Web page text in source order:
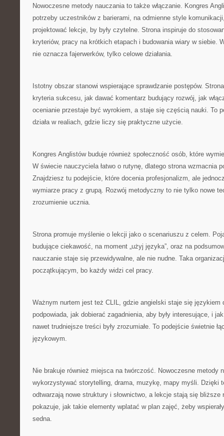
Nowoczesne metody nauczania to także włączanie. Kongres
potrzeby uczestników z barierami, na odmienne style
projektować lekcje, by były czytelne. Strona inspiruje do
kryteriów, pracy na krótkich etapach i budowania wiary w siebie.
nie oznacza fajerwerków, tylko celowe działania.
Istotny obszar stanowi wspierające sprawdzanie postępów.
kryteria sukcesu, jak dawać komentarz budujący rozwój, jak
ocenianie przestaje być wyrokiem, a staje się częścią nauki. To
działa w realiach, gdzie liczy się praktyczne użycie.
Kongres Anglistów buduje również społeczność osób, które
W świecie nauczyciela łatwo o rutynę, dlatego strona wzmacnia
Znajdziesz tu podejście, które docenia profesjonalizm, ale
wymiarze pracy z grupą. Rozwój metodyczny to nie tylko nowe
zrozumienie ucznia.
Strona promuje myślenie o lekcji jako o scenariuszu z celem.
budujące ciekawość, na moment „użyj języka”, oraz na
nauczanie staje się przewidywalne, ale nie nudne. Taka
początkującym, bo każdy widzi cel pracy.
Ważnym nurtem jest też CLIL, gdzie angielski staje się językiem
podpowiada, jak dobierać zagadnienia, aby były interesujące, i
nawet trudniejsze treści były zrozumiałe. To podejście świetnie
językowym.
Nie brakuje również miejsca na twórczość. Nowoczesne metody
wykorzystywać storytelling, drama, muzykę, mapy myśli. Dzięki
odtwarzają nowe struktury i słownictwo, a lekcje stają się bliższe
pokazuje, jak takie elementy wplatać w plan zajęć, żeby
sedna.